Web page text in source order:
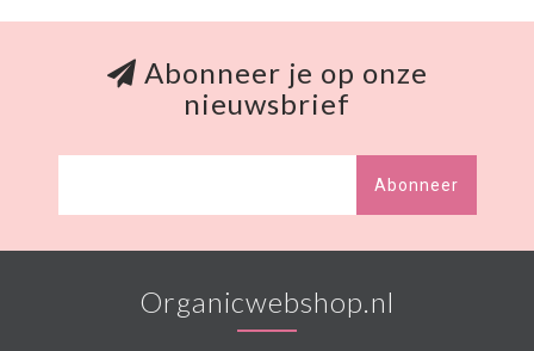
Abonneer je op onze
nieuwsbrief
Abonneer
Organicwebshop.nl